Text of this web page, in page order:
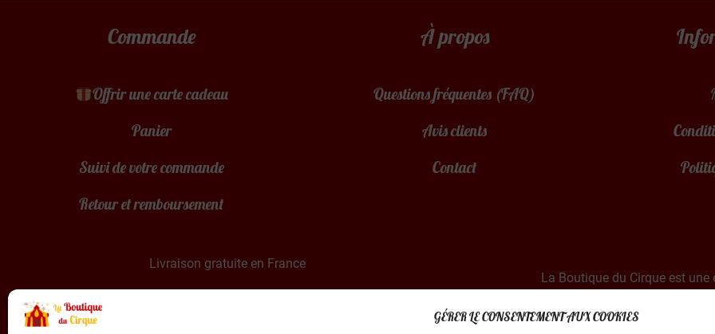
GÉRER LE CONSENTEMENT AUX COOKIES
Commande
Offrir une carte cadeau
Panier
Suivi de votre commande
Retour et remboursement
À propos
Questions fréquentes (FAQ)
Avis clients
Contact
Livraison gratuite en France
La Boutique du Cirque est